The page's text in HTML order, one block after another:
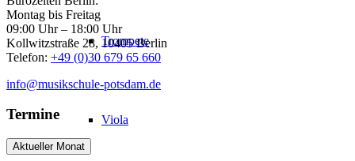
Trompete
Viola
Montag bis Freitag
09:00 Uhr – 18:00 Uhr
Kollwitzstraße 28, 10405 Berlin
Telefon: +49 (0)30 679 65 660
info@musikschule-potsdam.de
Termine
Aktueller Monat